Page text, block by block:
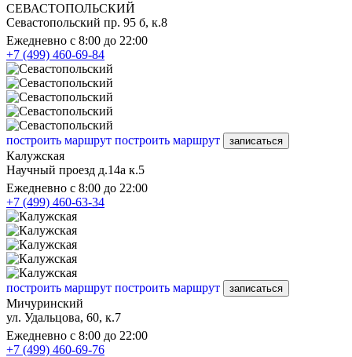
СЕВАСТОПОЛЬСКИЙ
Севастопольский пр. 95 б, к.8
Ежедневно с 8:00 до 22:00
+7 (499) 460-69-84
построить маршрут построить маршрут записаться
Калужская
Научный проезд д.14а к.5
Ежедневно с 8:00 до 22:00
+7 (499) 460-63-34
построить маршрут построить маршрут записаться
Мичуринский
ул. Удальцова, 60, к.7
Ежедневно с 8:00 до 22:00
+7 (499) 460-69-76